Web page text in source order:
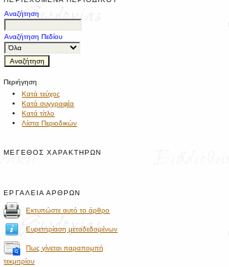
Αναζήτηση
Αναζήτηση Πεδίου
Περιήγηση
Κατά τεύχος
Κατά συγγραφέα
Κατά τίτλο
Λίστα Περιοδικών
ΜΈΓΕΘΟΣ ΧΑΡΑΚΤΉΡΩΝ
ΕΡΓΑΛΕΊΑ ΆΡΘΡΩΝ
Εκτυπώστε αυτό το άρθρο
Ευρετηρίαση μεταδεδομένων
Πως γίνεται παραπομπή
τεκμηρίου